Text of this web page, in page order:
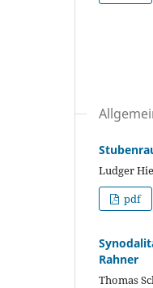
Ludger
pdf
Rahner
Thomas